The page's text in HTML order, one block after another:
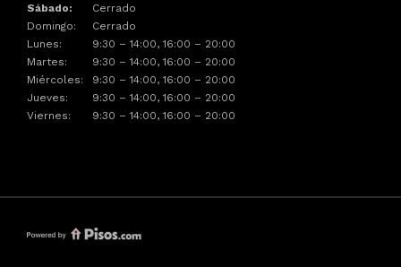
Sábado:
Cerrado
Domingo:
Cerrado
Lunes:
9:30 – 14:00, 16:00 – 20:00
Martes:
9:30 – 14:00, 16:00 – 20:00
Miércoles:
9:30 – 14:00, 16:00 – 20:00
Jueves:
9:30 – 14:00, 16:00 – 20:00
Viernes:
9:30 – 14:00, 16:00 – 20:00